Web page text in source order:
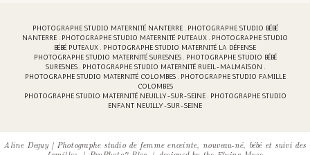
PHOTOGRAPHE STUDIO MATERNITÉ NANTERRE . PHOTOGRAPHE STUDIO BÉBÉ
NANTERRE . PHOTOGRAPHE STUDIO MATERNITÉ PUTEAUX . PHOTOGRAPHE STUDIO
BÉBÉ PUTEAUX . PHOTOGRAPHE STUDIO MATERNITÉ LA DÉFENSE
PHOTOGRAPHE STUDIO MATERNITÉ SURESNES . PHOTOGRAPHE STUDIO BÉBÉ
SURESNES . PHOTOGRAPHE STUDIO MATERNITÉ RUEIL-MALMAISON .
PHOTOGRAPHE STUDIO MATERNITÉ COLOMBES . PHOTOGRAPHE STUDIO FAMILLE
COLOMBES
PHOTOGRAPHE STUDIO MATERNITÉ NEUILLY-SUR-SEINE . PHOTOGRAPHE STUDIO
ENFANT NEUILLY-SUR-SEINE
Aline Deguy | Photographe studio de femme enceinte, nouveau-né, bébé et suivi des